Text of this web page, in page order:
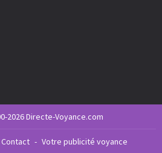
2026 Directe-Voyance.com
Contact - Votre publicité voyance